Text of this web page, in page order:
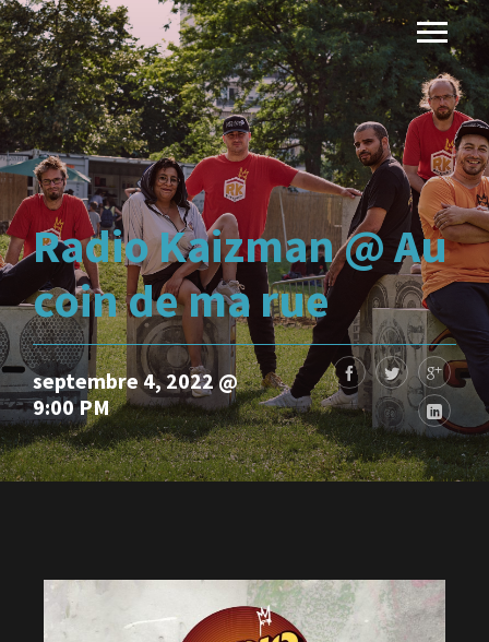
Radio Kaizman @ Au
coin de ma rue
septembre 4, 2022 @
9:00 PM